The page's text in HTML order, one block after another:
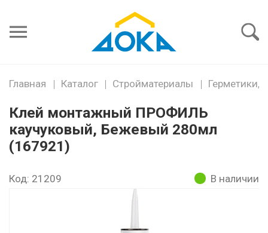
пароль
Главная Каталог Стройматериалы Герметики,
Клей монтажный ПРОФИЛЬ
каучуковый, Бежевый 280мл
(167921)
Код: 21209 В наличии